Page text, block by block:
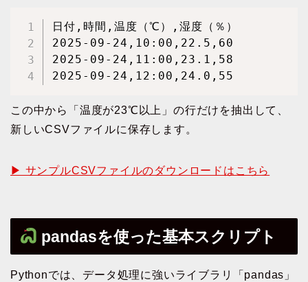
日付,時間,温度（℃）,湿度（％）
2025-09-24,10:00,22.5,60
2025-09-24,11:00,23.1,58
2025-09-24,12:00,24.0,55
この中から「温度が23℃以上」の行だけを抽出して、
新しいCSVファイルに保存します。
▶ サンプルCSVファイルのダウンロードはこちら
pandasを使った基本スクリプト
Pythonでは、データ処理に強いライブラリ「pandas」